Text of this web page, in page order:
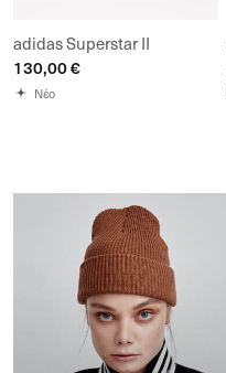
adidas Superstar II
130,00 €
Νέο